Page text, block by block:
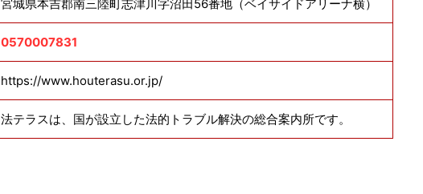
宮城県本吉郡南三陸町志津川字沼田56番地（ベイサイドアリーナ横）
0570007831
https://www.houterasu.or.jp/
法テラスは、国が設立した法的トラブル解決の総合案内所です。